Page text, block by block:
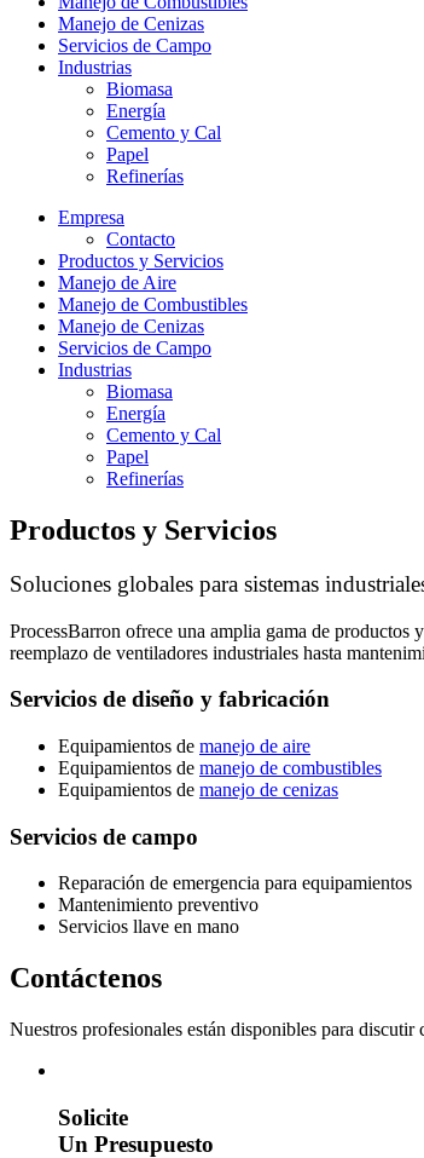
Manejo de Cenizas
Servicios de Campo
Industrias
Biomasa
Energía
Cemento y Cal
Papel
Refinerías
Empresa
Contacto
Productos y Servicios
Manejo de Aire
Manejo de Combustibles
Manejo de Cenizas
Servicios de Campo
Industrias
Biomasa
Energía
Cemento y Cal
Papel
Refinerías
Productos y Servicios
Soluciones globales para sistemas
ProcessBarron ofrece una amplia gama de
reemplazo de ventiladores industriales hasta
Servicios de diseño y fabricación
Equipamientos de manejo de aire
Equipamientos de manejo de combustibles
Equipamientos de manejo de cenizas
Servicios de campo
Reparación de emergencia para equipamientos
Mantenimiento preventivo
Servicios llave en mano
Contáctenos
Nuestros profesionales están disponibles para
Solicite
Un Presupuesto